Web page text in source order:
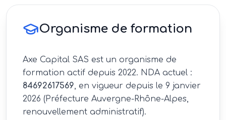
Organisme de formation
Axe Capital SAS est un organisme de
formation actif depuis 2022. NDA actuel :
84692617569, en vigueur depuis le 9 janvier
2026 (Préfecture Auvergne-Rhône-Alpes,
renouvellement administratif).